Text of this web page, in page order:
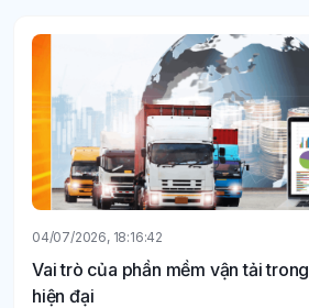
04/07/2026, 18:16:42
Vai trò của phần mềm vận tải
hiện đại